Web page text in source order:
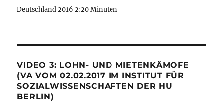
Deutschland 2016 2:20 Minuten
VIDEO 3: LOHN- UND MIETENKÄMOFE
(VA VOM 02.02.2017 IM INSTITUT FÜR
SOZIALWISSENSCHAFTEN DER HU
BERLIN)